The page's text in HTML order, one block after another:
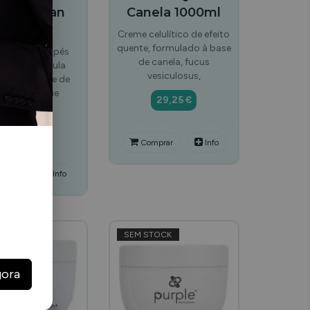
Vegan
de mãos e pés
com fórmula
à base de
que
Info
Canela 1000ml
Creme celulítico de efeito
quente, formulado à base
de canela, fucus
vesiculosus,
29,25 €
Comprar Info
SEM STOCK